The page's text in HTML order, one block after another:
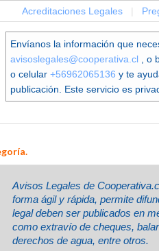
Acreditaciones Legales
Envíanos la información que
avisoslegales@cooperativa.cl , o
o celular +56962065136 y te
publicación. Este servicio es
Avisos Legales de
forma ágil y rápida, permite
legal deben ser publicados en
como extravío de cheques,
derechos de agua, entre otros.